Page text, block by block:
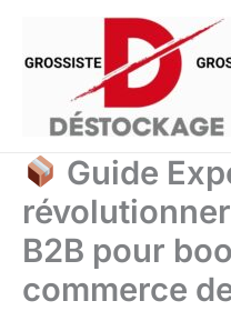
contenu
Guide
B2B pour
commerce